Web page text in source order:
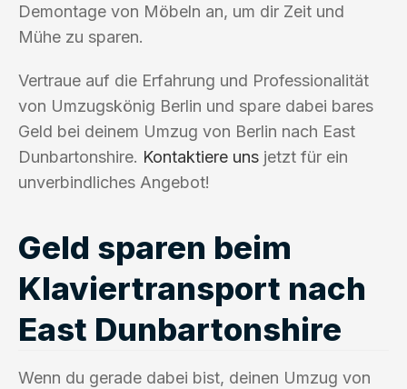
Demontage von Möbeln an, um dir Zeit und
Mühe zu sparen.
Vertraue auf die Erfahrung und Professionalität
von Umzugskönig Berlin und spare dabei bares
Geld bei deinem Umzug von Berlin nach East
Dunbartonshire. Kontaktiere uns jetzt für ein
unverbindliches Angebot!
Geld sparen beim
Klaviertransport nach
East Dunbartonshire
Wenn du gerade dabei bist, deinen Umzug von